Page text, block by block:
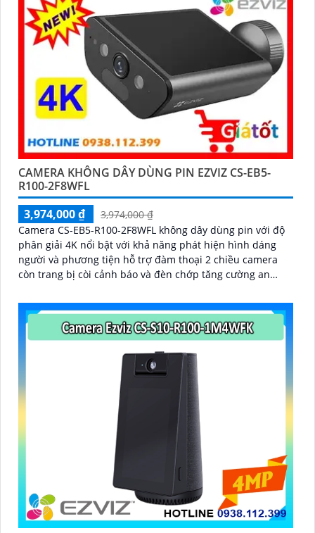
CAMERA KHÔNG DÂY DÙNG PIN EZVIZ CS-EB5-
R100-2F8WFL
3,974,000 ₫
3,974,000 ₫
Camera CS-EB5-R100-2F8WFL không dây dùng pin với độ
phân giải 4K nổi bật với khả năng phát hiện hình dáng
người và phương tiện hỗ trợ đàm thoại 2 chiều camera
còn trang bị còi cảnh báo và đèn chớp tăng cường an
năng lượng mặt trời và pin sạc đạt chuẩn IP65 chống
nước và bụi giúp hoạt động bền bỉ trong mọi điều kiện